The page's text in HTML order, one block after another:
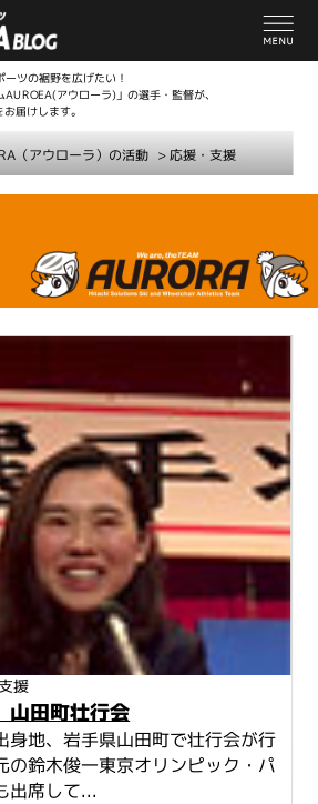
ツの裾野を広げたい！
アウローラ)」の選手・監督が、
届けします。
（アウローラ）の活動 >応援・支援
援
田町壮行会
身地、岩手県山田町で壮行会が行
の鈴木俊一東京オリンピック・パ
出席して...